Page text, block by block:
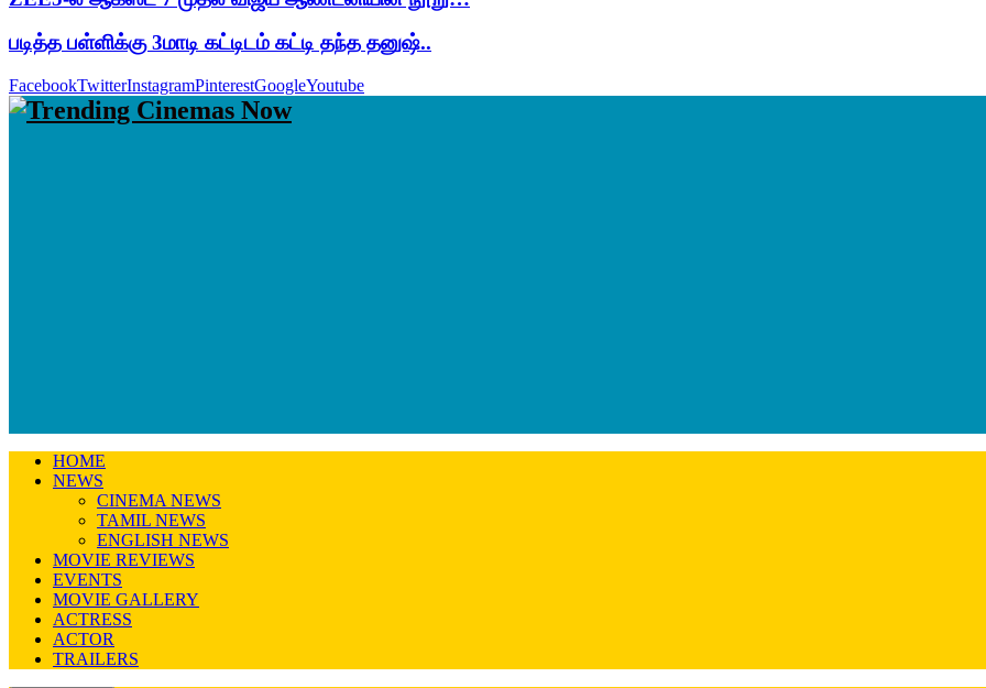
படித்த பள்ளிக்கு 3மாடி கட்டிடம் கட்டி தந்த தனுஷ்..
FacebookTwitterInstagramPinterestGoogleYoutube
HOME
NEWS
CINEMA NEWS
TAMIL NEWS
ENGLISH NEWS
MOVIE REVIEWS
EVENTS
MOVIE GALLERY
ACTRESS
ACTOR
TRAILERS